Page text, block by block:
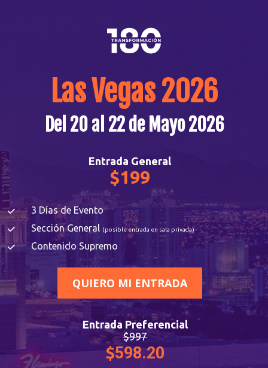
Las Vegas 2026
Del 20 al 22 de Mayo 2026
Entrada General
$199
3 Días de Evento
Sección General (posible entrada en sala privada)
Contenido Supremo
QUIERO MI ENTRADA
Entrada Preferencial
$997
$598.20